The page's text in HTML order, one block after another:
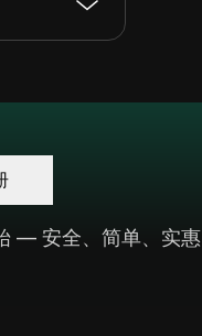
— 安全、简单、实惠